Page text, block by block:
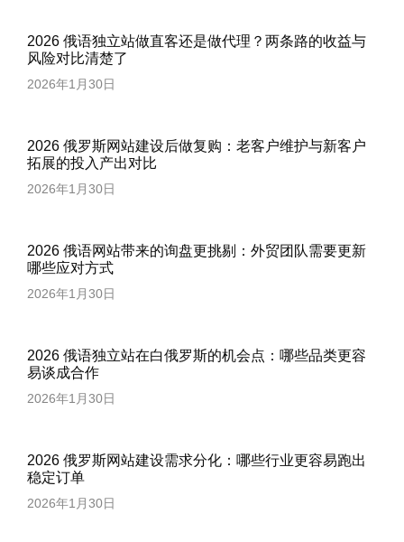
2026 俄语独立站做直客还是做代理？两条路的收益与
风险对比清楚了
2026年1月30日
2026 俄罗斯网站建设后做复购：老客户维护与新客户
拓展的投入产出对比
2026年1月30日
2026 俄语网站带来的询盘更挑剔：外贸团队需要更新
哪些应对方式
2026年1月30日
2026 俄语独立站在白俄罗斯的机会点：哪些品类更容
易谈成合作
2026年1月30日
2026 俄罗斯网站建设需求分化：哪些行业更容易跑出
稳定订单
2026年1月30日